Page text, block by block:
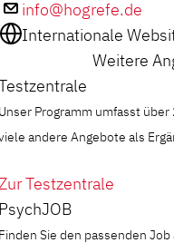
info@hogrefe.de
Internationale
Weitere
Programm umfasst
andere Angebote als
Testzentrale
Sie den passenden